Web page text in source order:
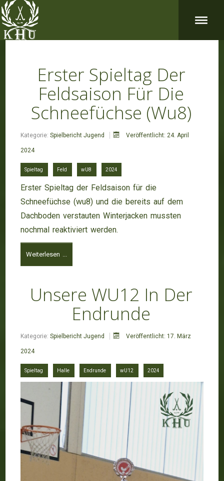
Erster Spieltag Der
Feldsaison Für Die
Schneefüchse (wu8)
Kategorie:Spielbericht Jugend Veröffentlicht: 24. April
2024
Spieltag Feld wU8 2024
Erster Spieltag der Feldsaison für die
Schneefüchse (wu8) und die bereits auf dem
Dachboden verstauten Winterjacken mussten
nochmal reaktiviert werden.
Weiterlesen ...
Unsere WU12 In Der
Endrunde
Kategorie:Spielbericht Jugend Veröffentlicht: 17. März
2024
Spieltag Halle Endrunde wU12 2024